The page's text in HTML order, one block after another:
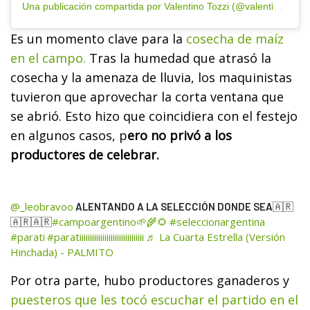
Una publicación compartida por Valentino Tozzi (@valentino_tozzi)
Es un momento clave para la cosecha de maíz
en el campo. Tras la humedad que atrasó la
cosecha y la amenaza de lluvia, los maquinistas
tuvieron que aprovechar la corta ventana que
se abrió. Esto hizo que coincidiera con el festejo
en algunos casos, pero no privó a los
productores de celebrar.
@_leobravoo ALENTANDO A LA SELECCIÓN DONDE SEA🇦🇷
🇦🇷🇦🇷#campoargentino🌱🌾🌻 #seleccionargentina
#parati #paratiiiiiiiiiiiiiiiiiiiiiiiiiiiiiii ♬ La Cuarta Estrella (Versión
Hinchada) - PALMITO
Por otra parte, hubo productores ganaderos y
puesteros que les tocó escuchar el partido en el